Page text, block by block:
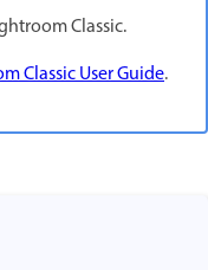
Classic.
Classic User Guide.